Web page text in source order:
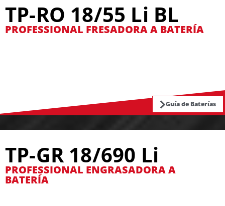
TP-RO 18/55 Li BL
PROFESSIONAL FRESADORA A BATERÍA
Guía de Baterías
TP-GR 18/690 Li
PROFESSIONAL ENGRASADORA A
BATERÍA